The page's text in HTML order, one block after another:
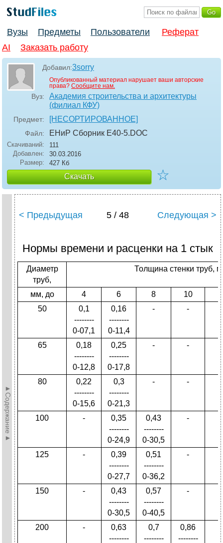
Вузы Предметы Пользователи
Реферат
AI
Заказать работу
Добавил:3sorry
Опубликованный материал нарушает ваши авторские
права? Сообщите нам.
Вуз:
Академия строительства и архитектуры
(филиал КФУ)
Предмет: [НЕСОРТИРОВАННОЕ]
Файл: ЕНиР Сборник Е40-5.DOC
Скачиваний:
111
Добавлен:
30.03.2016
Размер:
427 Кб
Скачать ☆
►Содержание►
< Предыдущая 5 / 48 Следующая >
Нормы времени и расценки на 1 стык
Диаметр
труб,
Толщина стенки труб,
мм, до 4 6 8 10
50
0,1
--------
0-07,1
0,16
--------
0-11,4
- -
65
0,18
--------
0-12,8
0,25
--------
0-17,8
- -
80
0,22
--------
0-15,6
0,3
--------
0-21,3
- -
100 -
0,35
--------
0-24,9
0,43
--------
0-30,5
-
125 -
0,39
--------
0-27,7
0,51
--------
0-36,2
-
150 -
0,43
--------
0-30,5
0,57
--------
0-40,5
-
200 -
0,63
--------
0,7
--------
0,86
--------